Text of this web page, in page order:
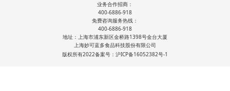
业务合作招商：
400-6886-918
免费咨询服务热线：
400-6886-918
地址：上海市浦东新区金桥路1398号金台大厦
上海妙可蓝多食品科技股份有限公司
版权所有2022备案号：沪ICP备16052382号-1